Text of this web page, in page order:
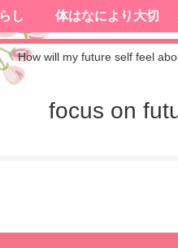
How will my future self feel
focus on
し 体はなにより大切